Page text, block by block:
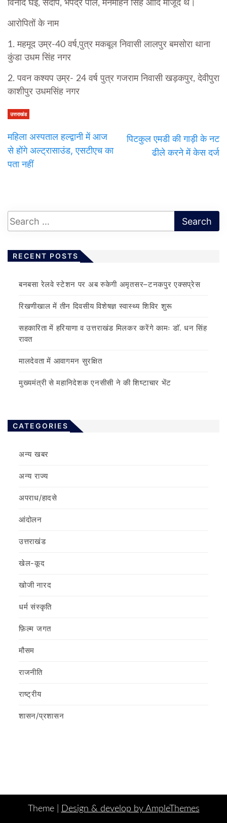
विनोद घई, संदीप, भपेंद्र पाल, मनमोहन सिंह आदि मौजूद थे।
आरोपितों के नाम
1. महमूद उम्र-40 वर्ष,पुत्र मकबूल निवासी लालपुर बमसोरा थाना
कुंडा उधम सिंह नगर
2. पवन कश्यप उम्र- 24 वर्ष पुत्र गजराम निवासी खड़कपुर, देवीपुरा
काशीपुर उधमसिंह नगर
उत्तराखंड
महिला अस्पताल हल्‍द्वानी में आज
से होंगे अल्ट्रासाउंड, एसटीएच का
पता नहीं
पिटकुल एमडी की गाड़ी के नट
ढीले करने में केस दर्ज
RECENT POSTS
बनबसा रेलवे स्टेशन पर अब रुकेगी अमृतसर–टनकपुर एक्सप्रेस
रिखणीखाल में तीन दिवसीय विशेषज्ञ स्वास्थ्य शिविर शुरू
सहकारिता में हरियाणा व उत्तराखंड मिलकर करेंगे कामः डाॅ. धन सिंह
रावत
मालदेवता में आवागमन सुरक्षित
मुख्यमंत्री से महानिदेशक एनसीसी ने की शिष्टाचार भेंट
CATEGORIES
अन्य खबर
अन्य राज्य
अपराध/हादसे
आंदोलन
उत्तराखंड
खेल-कूद
खोजी नारद
धर्म संस्कृति
फ़िल्‍म जगत
मौसम
राजनीति
राष्ट्रीय
शासन/प्रशासन
Theme | Design & develop by AmpleThemes